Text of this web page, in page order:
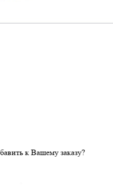
к Вашему заказу?